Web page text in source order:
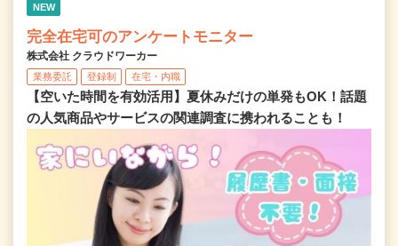
NEW
完全在宅可のアンケートモニター
株式会社 クラウドワーカー
業務委託 登録制 在宅・内職
【空いた時間を有効活用】夏休みだけの単発もOK！話題
の人気商品やサービスの関連調査に携われることも！